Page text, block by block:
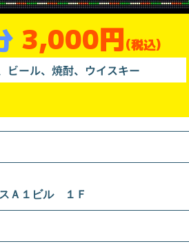
3,000円(税込)
ビール、焼酎、ウイスキー
Ａ１ビル １Ｆ